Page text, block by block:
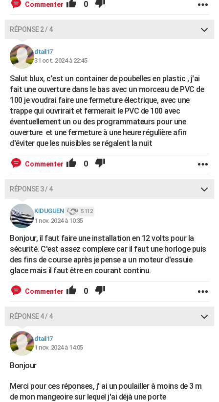
Commenter 0
RÉPONSE 2 / 4
dtail17
31 oct. 2024 à 22:45
Salut blux, c'est un container de poubelles en plastic , j'ai
fait une ouverture dans le bas avec un morceau de PVC de
100 je voudrai faire une fermeture électrique, avec une
trappe qui ouvrirait et fermerait le PVC de 100 avec
éventuellement un ou des programmateurs pour une
ouverture et une fermeture à une heure régulière afin
d'éviter que les nuisibles se régalent la nuit
Commenter 0
RÉPONSE 3 / 4
KIDUGUEN 5 112
1 nov. 2024 à 10:35
Bonjour, il faut faire une installation en 12 volts pour la
sécurité. C'est assez complexe car il faut une horloge puis
des fins de course après je pense a un moteur d'essuie
glace mais il faut être en courant continu.
Commenter 0
RÉPONSE 4 / 4
dtail17
1 nov. 2024 à 14:05
Bonjour
Merci pour ces réponses, j' ai un poulailler à moins de 3 m
de mon mangeoire sur lequel j'ai déjà une porte